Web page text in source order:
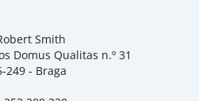
Smith
Domus Qualitas n.º 31
249 - Braga